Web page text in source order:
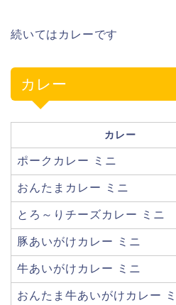
続いてはカレーです
カレー
カレー
ポークカレー ミニ
おんたまカレー ミニ
とろ～りチーズカレー ミニ
豚あいがけカレー ミニ
牛あいがけカレー ミニ
おんたま牛あいがけカレー